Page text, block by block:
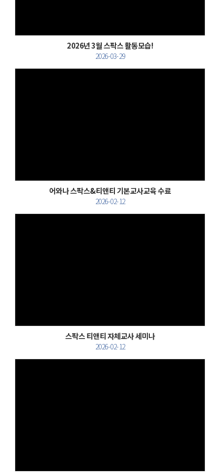
2026년 3월 스팍스 활동모습!
2026-03-29
어와나 스팍스&티앤티 기본교사교육 수료
2026-02-12
스팍스 티앤티 자체교사 세미나
2026-02-12